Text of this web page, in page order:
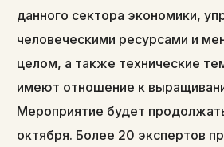
данного сектора экономики,
человеческими ресурсами и
целом, а также технические
имеют отношение к
Мероприятие будет
октября. Более 20 экспертов